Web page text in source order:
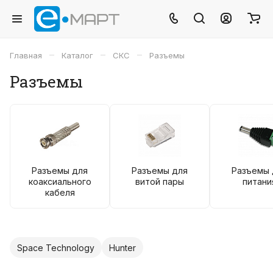
Главная – Каталог – СКС – Разъемы
Разъемы
Разъемы для
коаксиального
кабеля
Разъемы для
витой пары
Разъемы
Space Technology Hunter